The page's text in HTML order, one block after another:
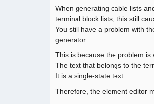
When generating cable lists
terminal block lists, this still
You still have a problem with
generator.
This is because the problem is
The text that belongs to the
It is a single-state text.
Therefore, the element editor